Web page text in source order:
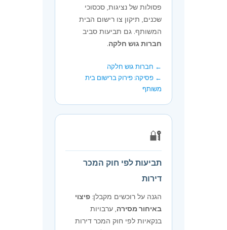
פסולות של נציגות, סכסוכי
שכנים, תיקון צו רישום הבית
המשותף. גם תביעות סביב
חברות גוש חלקה.
← חברות גוש חלקה
← פסיקה: פירוק ברישום בית
משותף
🔐
תביעות לפי חוק המכר
דירות
הגנה על רוכשים מקבלן: פיצוי
באיחור מסירה, ערבויות
בנקאיות לפי חוק המכר דירות